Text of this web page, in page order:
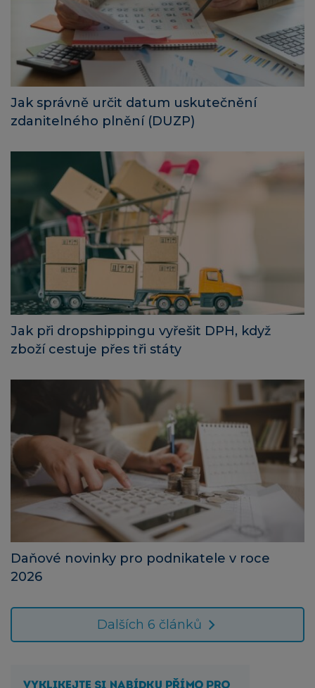
Jak správně určit datum uskutečnění
zdanitelného plnění (DUZP)
Jak při dropshippingu vyřešit DPH, když
zboží cestuje přes tři státy
Daňové novinky pro podnikatele v roce
2026
Dalších 6 článků